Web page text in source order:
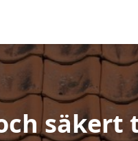
säkert